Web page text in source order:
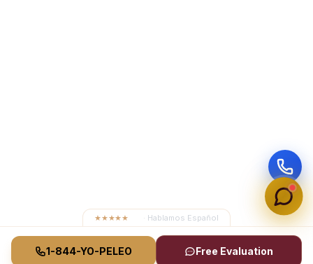
★★★★★ · Hablamos Español
1-844-YO-PELEO Free Evaluation